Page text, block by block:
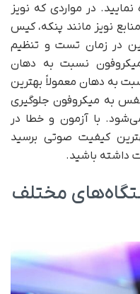
در مواردی که نویز
نویز مانند پنکه، کیس
در زمان تست و تنظیم
نسبت به دهان
زاویه 45 درجه نسبت به دهان معمولاً بهترین
به میکروفون جلوگیری
با آزمون و خطا در
کیفیت صوتی برسید
داشته باشید.
مختلف